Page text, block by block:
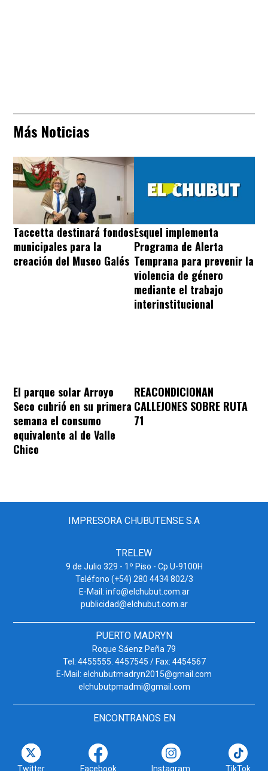
Más Noticias
Taccetta destinará fondos
municipales para la
creación del Museo Galés
Esquel implementa
Programa de Alerta
Temprana para prevenir la
violencia de género
mediante el trabajo
interinstitucional
El parque solar Arroyo
Seco cubrió en su primera
semana el consumo
equivalente al de Valle
Chico
REACONDICIONAN
CALLEJONES SOBRE RUTA
71
IMPRESORA CHUBUTENSE S.A
TRELEW
9 de Julio 329 - 1º Piso - Cp U-9100H
Teléfono (+54) 280 4434 802/3
E-Mail: info@elchubut.com.ar
publicidad@elchubut.com.ar
PUERTO MADRYN
Roque Sáenz Peña 79
Tel: 4455555. 4457545 / Fax: 4454567
E-Mail: elchubutmadryn2015@gmail.com
elchubutpmadmi@gmail.com
ENCONTRANOS EN
Twitter Facebook Instagram TikTok